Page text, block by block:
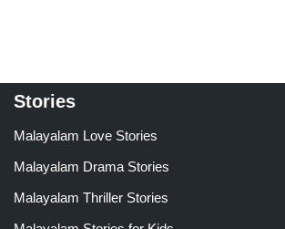
Stories
Malayalam Love Stories
Malayalam Drama Stories
Malayalam Thriller Stories